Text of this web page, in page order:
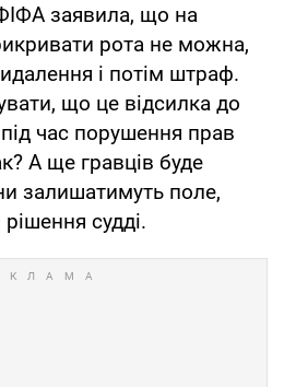
заявила, що на
рота не можна,
і потім штраф.
що це відсилка до
час порушення прав
А ще гравців буде
залишатимуть поле,
судді.